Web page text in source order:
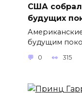
США
будущих
будущим
0 315